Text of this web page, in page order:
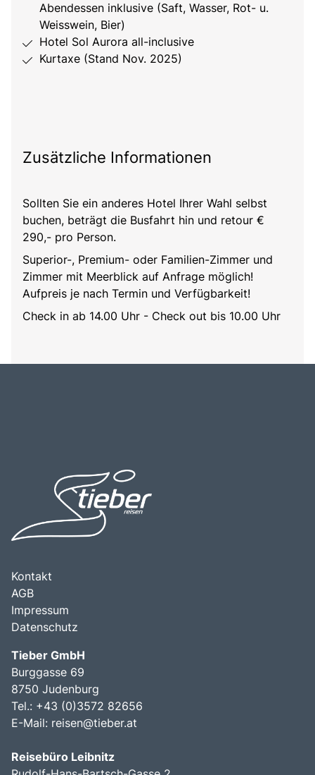
Abendessen inklusive (Saft, Wasser, Rot- u.
Weisswein, Bier)
Hotel Sol Aurora all-inclusive
Kurtaxe (Stand Nov. 2025)
Zusätzliche Informationen
Sollten Sie ein anderes Hotel Ihrer Wahl selbst
buchen, beträgt die Busfahrt hin und retour €
290,- pro Person.
Superior-, Premium- oder Familien-Zimmer und
Zimmer mit Meerblick auf Anfrage möglich!
Aufpreis je nach Termin und Verfügbarkeit!
Check in ab 14.00 Uhr - Check out bis 10.00 Uhr
Kontakt
AGB
Impressum
Datenschutz
Tieber GmbH
Burggasse 69
8750 Judenburg
Tel.: +43 (0)3572 82656
E-Mail: reisen@tieber.at
Reisebüro Leibnitz